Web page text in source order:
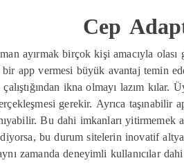
Cep
ayırmak birçok kişi amacıyla
app vermesi büyük avantaj temin
ikna olmayı lazım
gerekir. Ayrıca taşınabilir
Bu dahi imkanları
bu durum sitelerin inovatif
zamanda deneyimli kullanıcılar